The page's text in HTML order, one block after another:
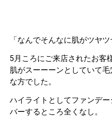
「なんでそんなに肌がツヤツ
5月ころにご来店されたお客
肌がスーーーンとしていて
な方でした。
ハイライトとしてファンデ
バーするところ全くなし。